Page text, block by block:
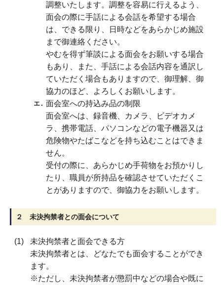
調整いたします。調整を容易に行えるよう、
面会の際に手話による会話を希望する場合
は、できる限り、日時などをあらかじめ施設
まで御連絡ください。
やむを得ず筆談による面会をお願いする場合
もあり、また、手話による会話内容を通訳し
ていただく場合もありますので、御理解、御
協力のほど、よろしくお願いします。
面会室への持込み品の制限
面会室へは、録音機、カメラ、ビデオカメ
ラ、携帯電話、パソコンなどの電子機器又は
危険物やたばこなどを持ち込むことはできま
せん。
受付の際に、あらかじめ手荷物をお預かりし
たり、職員が所持品を確認させていただくこ
とがありますので、御協力をお願いします。
２ 未決拘禁者との面会について
未決拘禁者と面会できる方
未決拘禁者とは、どなたでも面会することができ
ます。
※ただし、未決拘禁者が懲罰中などの場合や既に